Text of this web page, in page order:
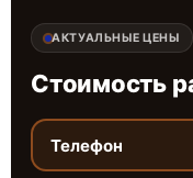
АКТУАЛЬНЫЕ ЦЕНЫ
Стоимость
Телефон